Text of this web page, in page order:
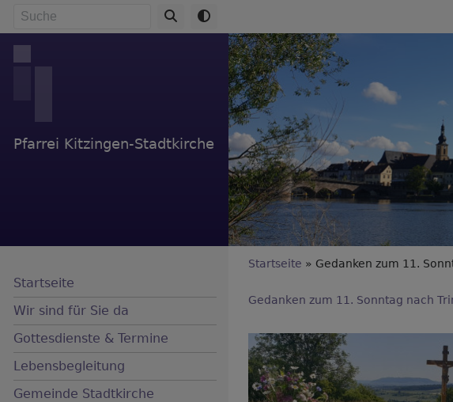
Direkt
Inhalt
Pfarrei Kitzingen-Stadtkirche
Startseite
Wir sind für Sie da
Gottesdienste & Termine
Lebensbegleitung
Gemeinde Stadtkirche
Breadcrumb
Startseite Gedanken zum 11.
Gedanken zum 11. Sonntag nach